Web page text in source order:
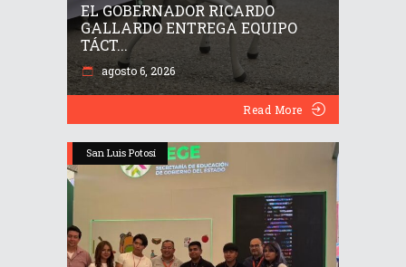
EL GOBERNADOR RICARDO
GALLARDO ENTREGA EQUIPO
TÁCT...
agosto 6, 2026
Read More
San Luis Potosí